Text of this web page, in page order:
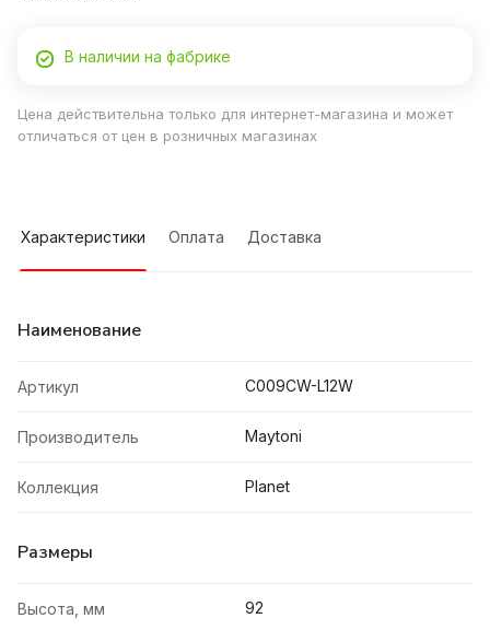
В наличии на фабрике
Цена действительна только для интернет-магазина и может
отличаться от цен в розничных магазинах
Характеристики Оплата Доставка
Наименование
Артикул C009CW-L12W
Производитель Maytoni
Коллекция Planet
Размеры
Высота, мм 92